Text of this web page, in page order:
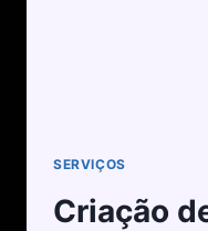
SERVIÇOS
Criação